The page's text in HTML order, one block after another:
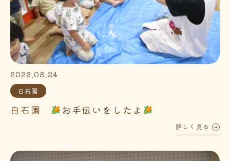
2023.08.24
白石園
白石園 お手伝いをしたよ
詳しく見る